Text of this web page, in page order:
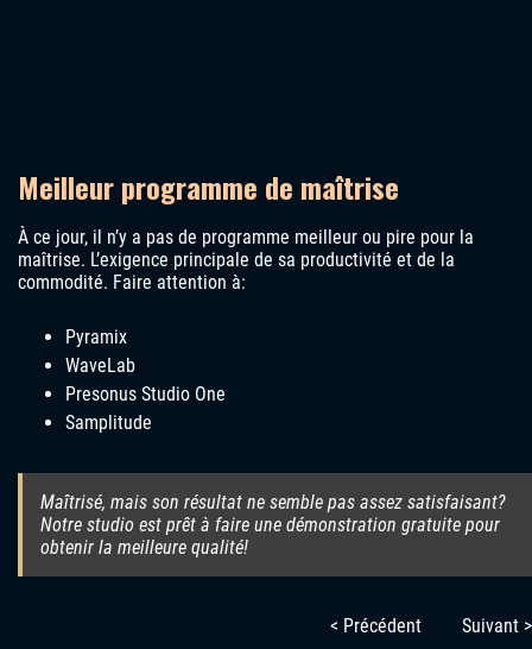
Meilleur programme de maîtrise
À ce jour, il n’y a pas de programme meilleur ou pire pour la
maîtrise. L’exigence principale de sa productivité et de la
commodité. Faire attention à:
Pyramix
WaveLab
Presonus Studio One
Samplitude
Maîtrisé, mais son résultat ne semble pas assez satisfaisant?
Notre studio est prêt à faire une démonstration gratuite pour
obtenir la meilleure qualité!
< Précédent Suivant >